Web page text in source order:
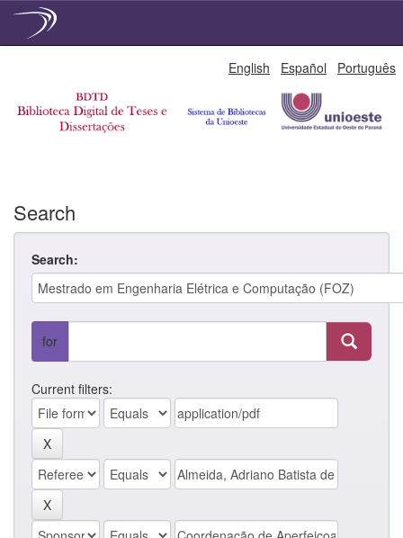
English Español Português
Search
Search:
for
Current filters: